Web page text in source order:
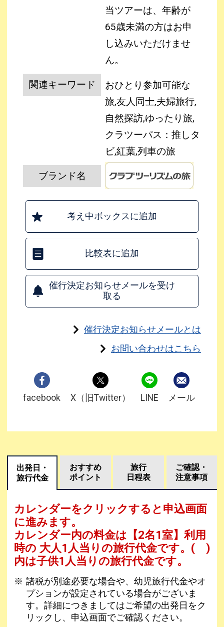
当ツアーは、年齢が
65歳未満の方はお申
し込みいただけませ
ん。
関連キーワード
おひとり参加可能な
旅,友人同士,夫婦旅行,
自然探訪,ゆったり旅,
クラツーパス：推しタ
ビ,紅葉,列車の旅
ブランド名
考え中ボックスに追加
比較表に追加
催行決定お知らせメールを受け
取る
催行決定お知らせメールとは
お問い合わせはこちら
facebook X（旧Twitter） LINE メール
出発日・
旅行代金
おすすめ
ポイント
旅行
日程表
ご確認・
注意事項
カレンダーをクリックすると申込画面
に進みます。
カレンダー内の料金は 【2名1室】利用
時の 大人1人当りの旅行代金です。 ( )
内は子供1人当りの旅行代金です。
諸税が別途必要な場合や、幼児旅行代金やオ
プションが設定されている場合がございま
す。詳細につきましてはご希望の出発日をク
リックし、申込画面でご確認ください。